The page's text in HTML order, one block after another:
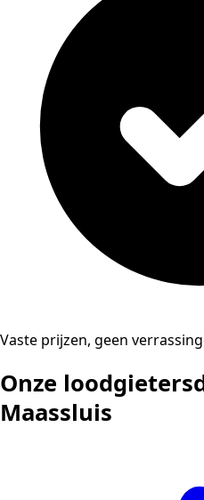
Vaste prijzen, geen
Onze
Maassluis